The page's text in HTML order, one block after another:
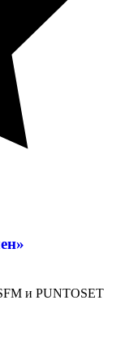
и PUNTOSET